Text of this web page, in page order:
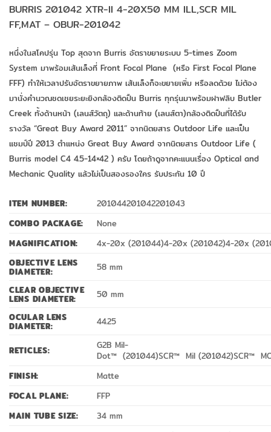
BURRIS 201042 XTR-ll 4-20X50 MM ILL,SCR MIL
FF,MAT – OBUR-201042
หนึ่งในสโคปรุ่น Top สุดจาก Burris อัตราขยายระบบ 5-times Zoom
System มาพร้อมเส้นเล็งที่ Front Focal Plane (หรือ First Focal Plane
FFF) ทำให้เวลาปรับอัตราขยายภาพ เส้นเล็งก็จะขยายเพิ่ม หรือลดด้วย ไม่ต้อง
มานั่งคำนวณชดเชยระยะยิงกล้องติดปืน Burris ทุกรุ่นมาพร้อมฝาฟลิบ Butler
Creek ทั้งด้านหน้า (เลนส์วัตถุ) และด้านท้าย (เลนส์ตา)กล้องติดปืนที่ได้รับ
รางวัล “Great Buy Award 2011” จากนิตยสาร Outdoor Life และเป็น
แชมป์ปี 2013 ตำแหน่ง Great Buy Award จากนิตยสาร Outdoor Life (
Burris model C4 4.5-14×42 ) ครับ โดยถ้าดูจากคะแนนเรื่อง Optical and
Mechanic Quality แล้วไม่เป็นสองรองใคร รับประกัน 10 ปี
ITEM NUMBER: 201044201042201043
COMBO PACKAGE:
None
MAGNIFICATION:
4x-20x (201044)4-20x (201042)4-20x
OBJECTIVE LENS
DIAMETER:
58 mm
CLEAR OBJECTIVE
LENS DIAMETER:
50 mm
OCULAR LENS
DIAMETER: 44.25
RETICLES:
G2B Mil-
Dot™(201044)SCR™Mil (201042)SCR™
FINISH:
Matte
FOCAL PLANE:
FFP
MAIN TUBE SIZE:
34 mm